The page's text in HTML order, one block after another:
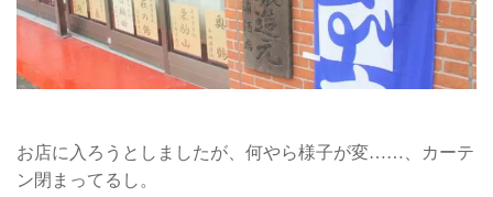
お店に入ろうとしましたが、何やら様子が変……、カーテ
ン閉まってるし。